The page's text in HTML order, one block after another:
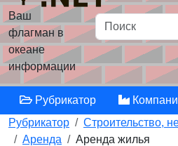
Ваш
флагман в
океане
информации
Рубрикатор
Рубрикатор
Строительство,
Аренда
Аренда жилья